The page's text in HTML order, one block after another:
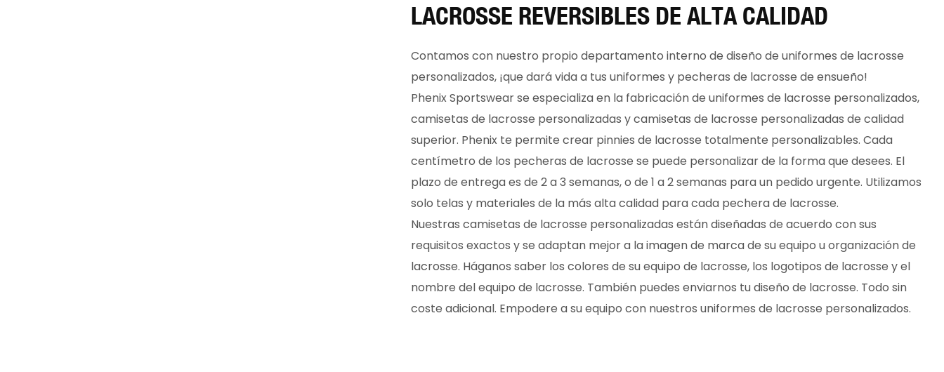
LACROSSE REVERSIBLES DE ALTA CALIDAD
Contamos con nuestro propio departamento interno de diseño de uniformes de lacrosse
personalizados, ¡que dará vida a tus uniformes y pecheras de lacrosse de ensueño!
Phenix Sportswear se especializa en la fabricación de uniformes de lacrosse personalizados,
camisetas de lacrosse personalizadas y camisetas de lacrosse personalizadas de calidad
superior. Phenix te permite crear pinnies de lacrosse totalmente personalizables. Cada
centímetro de los pecheras de lacrosse se puede personalizar de la forma que desees. El
plazo de entrega es de 2 a 3 semanas, o de 1 a 2 semanas para un pedido urgente. Utilizamos
solo telas y materiales de la más alta calidad para cada pechera de lacrosse.
Nuestras camisetas de lacrosse personalizadas están diseñadas de acuerdo con sus
requisitos exactos y se adaptan mejor a la imagen de marca de su equipo u organización de
lacrosse. Háganos saber los colores de su equipo de lacrosse, los logotipos de lacrosse y el
nombre del equipo de lacrosse. También puedes enviarnos tu diseño de lacrosse. Todo sin
coste adicional. Empodere a su equipo con nuestros uniformes de lacrosse personalizados.